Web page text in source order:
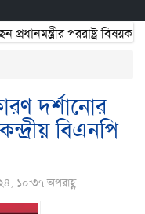
পররাষ্ট্র বিষয়ক
দর্শানোর
বিএনপি
১০:৩৭ অপরাহ্ণ